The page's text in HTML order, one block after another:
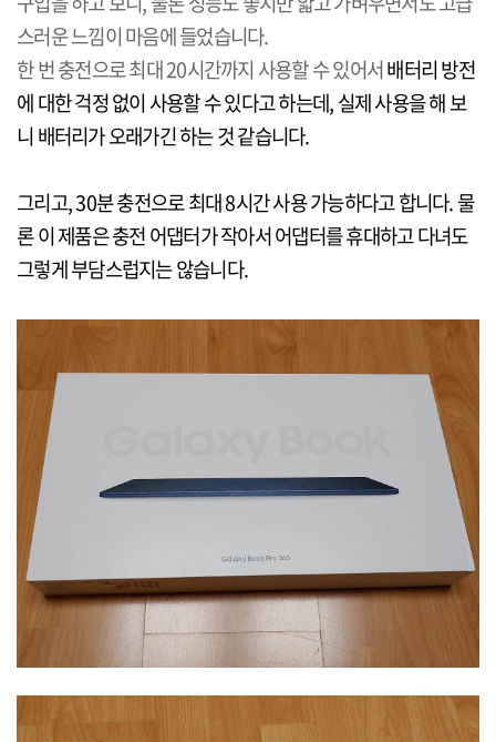
스러운 느낌이 마음에 들었습니다.
한 번 충전으로 최대 20시간까지 사용할 수 있어서배터리 방전
에 대한 걱정 없이 사용할 수 있다고 하는데, 실제 사용을 해 보
니 배터리가 오래가긴 하는 것 같습니다.
그리고, 30분 충전으로 최대 8시간 사용 가능하다고 합니다. 물
론 이 제품은 충전 어댑터가 작아서 어댑터를 휴대하고 다녀도
그렇게 부담스럽지는 않습니다.